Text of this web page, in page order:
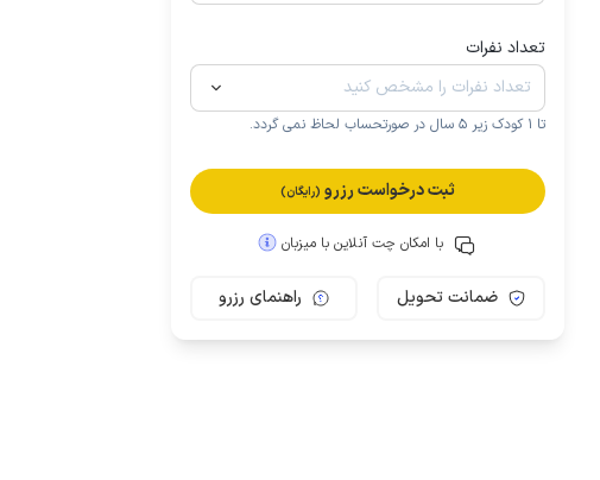
تعداد نفرات
تا 1 کودک زیر 5 سال در صورتحساب لحاظ نمی گردد.
ثبت درخواست رزرو (رایگان)
با امکان چت آنلاین با میزبان
ضمانت تحویل راهنمای رزرو